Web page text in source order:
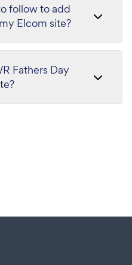
follow to add
Elcom site?
Fathers Day